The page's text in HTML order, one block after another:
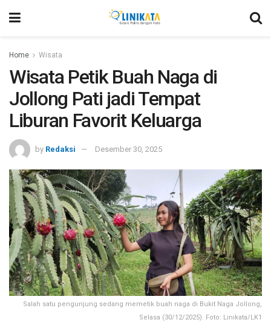
Home Wisata
Wisata Petik Buah Naga di
Jollong Pati jadi Tempat
Liburan Favorit Keluarga
by Redaksi Desember 30, 2025
Salah satu pengunjung sedang memetik buah naga di Bukit Naga Jollong,
Selasa (30/12/2025). Foto: Linikata/LK1